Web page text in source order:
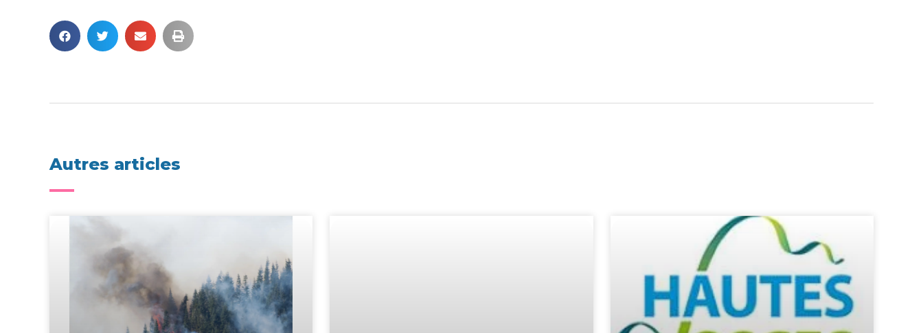
Autres articles